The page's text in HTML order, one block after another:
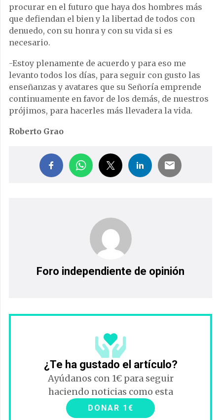
procurar en el futuro que haya dos hombres más
que defiendan el bien y la libertad de todos con
denuedo, con su honra y con su vida si es
necesario.
-Estoy plenamente de acuerdo y para eso me
levanto todos los días, para seguir con gusto las
enseñanzas y avatares que su Señoría emprende
continuamente en favor de los demás, de nuestros
prójimos, para hacerles más llevadera la vida.
Roberto Grao
Foro independiente de opinión
¿Te ha gustado el artículo?
Ayúdanos con 1€ para seguir
haciendo noticias como esta
DONAR 1€